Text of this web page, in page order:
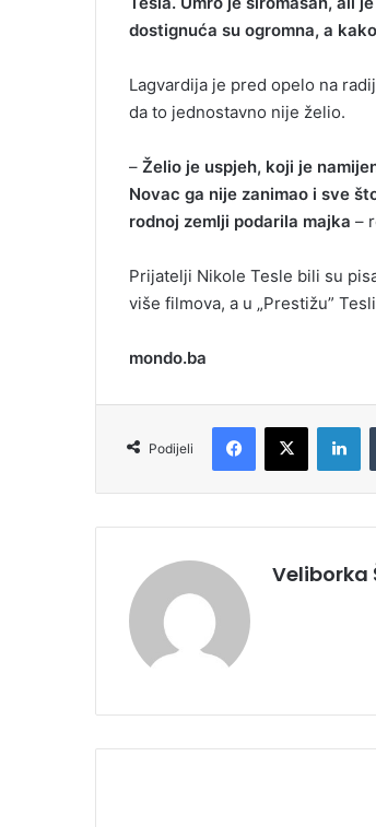
dostignuća su ogromna, a
Lagvardija je pred opelo na
da to jednostavno nije želio.
– Želio je uspjeh, koji je
Novac ga nije zanimao i sve
rodnoj zemlji podarila majka –
Prijatelji Nikole Tesle bili su
više filmova, a u „Prestižu”
mondo.ba
Podijeli
Veliborka